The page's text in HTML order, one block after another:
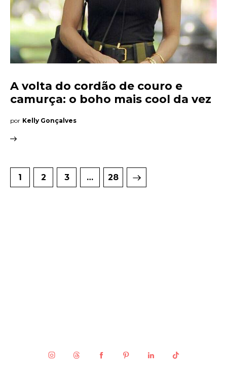
A volta do cordão de couro e
camurça: o boho mais cool da vez
por Kelly Gonçalves
1 2 3 … 28
>